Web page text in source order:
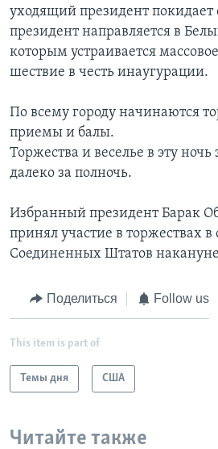
уходящий президент покидает
президент направляется в
которым устраивается
шествие в честь инаугурации.
По всему городу начинаются
приемы и балы.
Торжества и веселье в эту ночь
далеко за полночь.
Избранный президент Барак
принял участие в торжествах в
Соединенных Штатов
Поделиться Follow us
This item is part of
Темы дня США
Читайте также